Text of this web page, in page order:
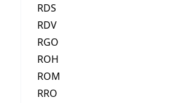
RDS
RDV
RGO
ROH
ROM
RRO